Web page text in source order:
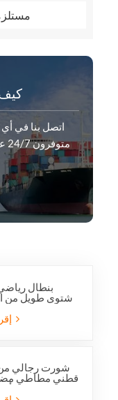
اتصل بنا في
بنطال
شتوي طويل من
بقصة
أوفرستوك،
شورت رجالي
قطني مطاطي
جيوب من